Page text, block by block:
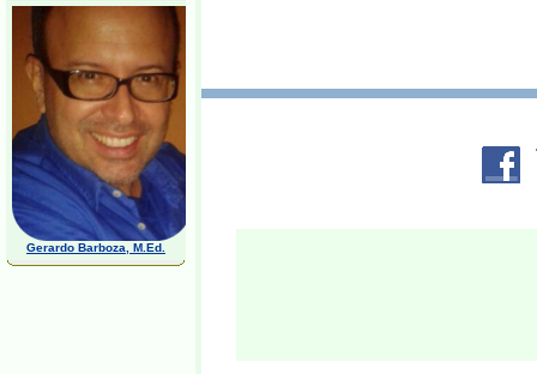
Gerardo Barboza, M.Ed.